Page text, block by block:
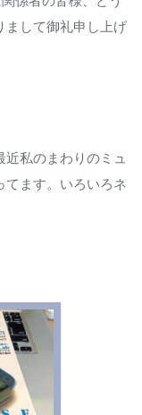
まして御礼申し上げ
私のまわりのミュ
てます。いろいろネ